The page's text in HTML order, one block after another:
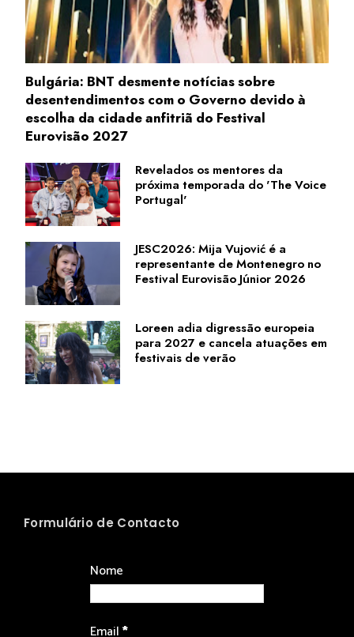
Bulgária: BNT desmente notícias sobre
desentendimentos com o Governo devido à
escolha da cidade anfitriã do Festival
Eurovisão 2027
Revelados os mentores da
próxima temporada do 'The Voice
Portugal'
JESC2026: Mija Vujović é a
representante de Montenegro no
Festival Eurovisão Júnior 2026
Loreen adia digressão europeia
para 2027 e cancela atuações em
festivais de verão
Formulário de Contacto
Nome
Email*